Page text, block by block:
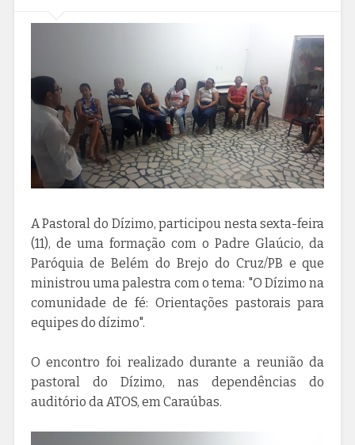
A Pastoral do Dízimo, participou nesta sexta-feira
(11), de uma formação com o Padre Glaúcio, da
Paróquia de Belém do Brejo do Cruz/PB e que
ministrou uma palestra com o tema: "O Dízimo na
comunidade de fé: Orientações pastorais para
equipes do dízimo".
O encontro foi realizado durante a reunião da
pastoral do Dízimo, nas dependências do
auditório da ATOS, em Caraúbas.